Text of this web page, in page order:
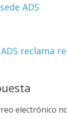
ADS
ADS reclama
electrónico